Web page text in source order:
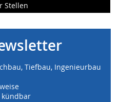
Stellen
Tiefbau, Ingenieurbau